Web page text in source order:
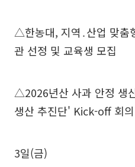
△한농대, 지역․산업 맞춤
관 선정 및 교육생 모집
△2026년산 사과 안정 생
생산 추진단' Kick-off 회
3일(금)